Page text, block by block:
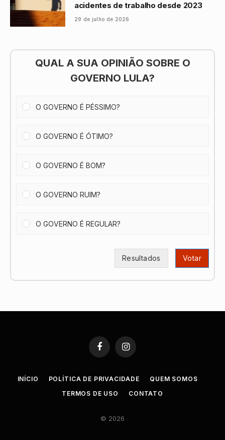
acidentes de trabalho desde 2023
29 de julho de 2026
QUAL A SUA OPINIÃO SOBRE O
GOVERNO LULA?
O GOVERNO É PÉSSIMO?
O GOVERNO É ÓTIMO?
O GOVERNO É BOM?
O GOVERNO RUIM?
O GOVERNO É REGULAR?
Resultados Votar
FacebookInstagram
INÍCIO POLÍTICA DE PRIVACIDADE
QUEM SOMOS
TERMOS DE USO
CONTATO
© 2026